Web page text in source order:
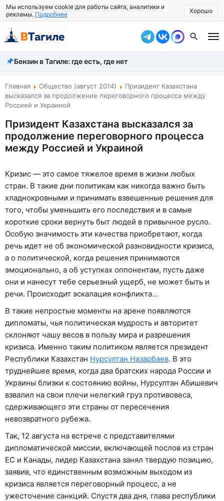
Мы используем cookie для работы сайта, аналитики и
рекламы. Подробнее Хорошо
Все новости
Происшествия
Город
Власть
Жизнь
Общество
Рассказать новость
Бензин в Тагиле: где есть, где нет
Главная Общество (август 2014)
Призидент Казахстана
высказался за продолжение переговорного процесса между
Россией и Украиной
Призидент Казахстана высказался за
продолжение переговорного процесса
между Россией и Украиной
Кризис — это самое тяжелое время в жизни любых
стран. В такие дни политикам как никогда важно быть
хладнокровными и принимать взвешенные решения для
того, чтобы уменьшить его последствия и в самые
короткие сроки вернуть быт людей в привычное русло.
Особую значимость эти качества приобретают, когда
речь идет не об экономической разновидности кризиса,
а о политической, когда решения принимаются
эмоционально, а об уступках оппонентам, пусть даже
они и нанесут тебе серьезный ущерб, не может быть и
речи. Происходит эскалация конфликта...
В такие непростые моменты на арене появляются
дипломаты, чья политическая мудрость и авторитет
склоняют чашу весов в пользу мира и разрешения
кризиса. Именно таким политиком является президент
Республики Казахстан Нурсултан Назарбаев. В это
труднейшее время, когда два братских народа России и
Украины близки к состоянию войны, Нурсултан Абишевич
взвалил на свои плечи нелегкий груз противовеса,
сдерживающего эти страны от пересечения
невозвратного рубежа.
Так, 12 августа на встрече с представителями
дипломатической миссии, включающей послов из стран
ЕС и Канады, лидер Казахстана занял твердую позицию,
заявив, что единственным возможным выходом из
кризиса является переговорный процесс, а не
ужесточение санкций. Спустя два дня, глава республики